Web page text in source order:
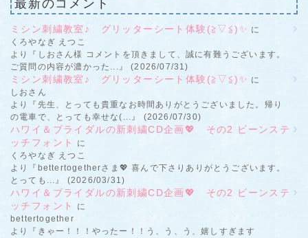
最新のコメント
ミシン刺繍教室♪ グリッターシート体験(≧▽≦)✨ に
くろやなぎ えつこ
より『しおさん様 コメントを頂きまして、誠に有難うございます。
ご質問の内容が濃かった...』 (2026/07/31)
ミシン刺繍教室♪ グリッターシート体験(≧▽≦)✨ に
しおさん
より『先生、とっても貴重なお時間ありがとうございました。帰り
の電車で、とっても幸せな(...』 (2026/07/30)
ハワイ＆ブライダルの新刺繍CD企画💖 その2 ビーンステ
ッチフォント
に
くろやなぎ えつこ
より『bettertogetherさま💖 喜んで下さりありがとうございます。
とっても...』 (2026/03/31)
ハワイ＆ブライダルの新刺繍CD企画💖 その2 ビーンステ
ッチフォント
に
bettertogether
より『きゃー！！！やったー！！う、う、う、嬉しすぎます